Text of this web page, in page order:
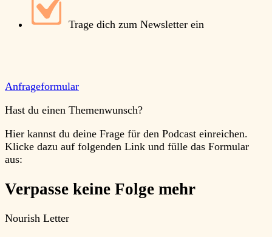
Trage dich zum Newsletter ein
Anfrageformular
Hast du einen Themenwunsch?
Hier kannst du deine Frage für den Podcast einreichen.
Klicke dazu auf folgenden Link und fülle das Formular
aus:
Verpasse keine Folge mehr
Nourish Letter